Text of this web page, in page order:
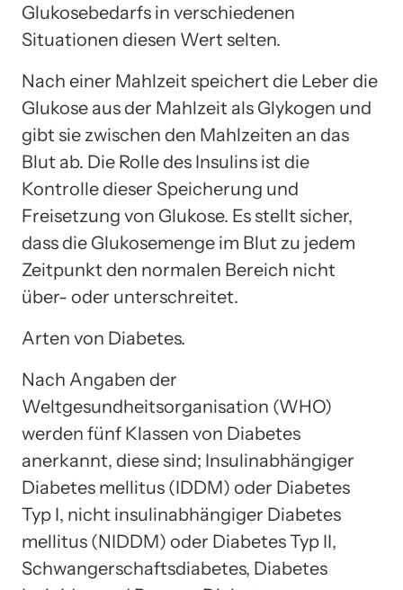
Glukosebedarfs in verschiedenen
Situationen diesen Wert selten.
Nach einer Mahlzeit speichert die Leber die
Glukose aus der Mahlzeit als Glykogen und
gibt sie zwischen den Mahlzeiten an das
Blut ab. Die Rolle des Insulins ist die
Kontrolle dieser Speicherung und
Freisetzung von Glukose. Es stellt sicher,
dass die Glukosemenge im Blut zu jedem
Zeitpunkt den normalen Bereich nicht
über- oder unterschreitet.
Arten von Diabetes.
Nach Angaben der
Weltgesundheitsorganisation (WHO)
werden fünf Klassen von Diabetes
anerkannt, diese sind; Insulinabhängiger
Diabetes mellitus (IDDM) oder Diabetes
Typ I, nicht insulinabhängiger Diabetes
mellitus (NIDDM) oder Diabetes Typ II,
Schwangerschaftsdiabetes, Diabetes